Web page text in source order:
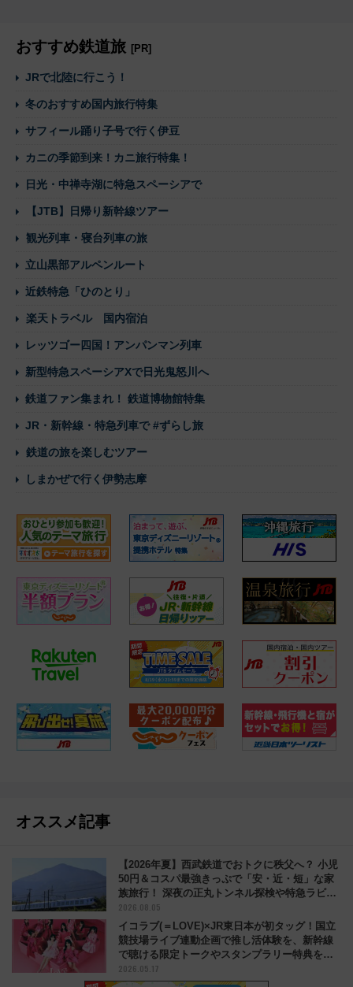
おすすめ鉄道旅 [PR]
JRで北陸に行こう！
冬のおすすめ国内旅行特集
サフィール踊り子号で行く伊豆
カニの季節到来！カニ旅行特集！
日光・中禅寺湖に特急スペーシアで
【JTB】日帰り新幹線ツアー
観光列車・寝台列車の旅
立山黒部アルペンルート
近鉄特急「ひのとり」
楽天トラベル 国内宿泊
レッツゴー四国！アンパンマン列車
新型特急スペーシアXで日光鬼怒川へ
鉄道ファン集まれ！ 鉄道博物館特集
JR・新幹線・特急列車で #ずらし旅
鉄道の旅を楽しむツアー
しまかぜで行く伊勢志摩
オススメ記事
【2026年夏】西武鉄道でおトクに秩父へ？ 小児
50円＆コスパ最強きっぷで「安・近・短」な家
族旅行！ 深夜の正丸トンネル探検や特急ラビュ
ーも
2026.08.05
イコラブ(＝LOVE)×JR東日本が初タッグ！国立
競技場ライブ連動企画で推し活体験を、新幹線
で聴ける限定トークやスタンプラリー特典を解
説
2026.05.17